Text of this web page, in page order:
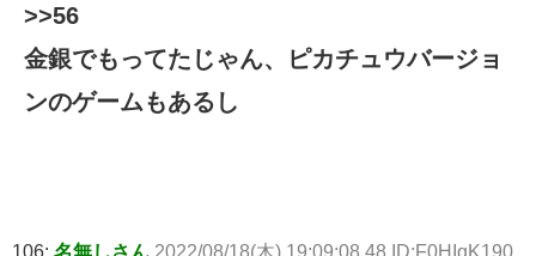
>>56
金銀でもってたじゃん、ピカチュウバージョ
ンのゲームもあるし
106: 名無しさん 2022/08/18(木) 19:09:08.48 ID:F0HIqK190